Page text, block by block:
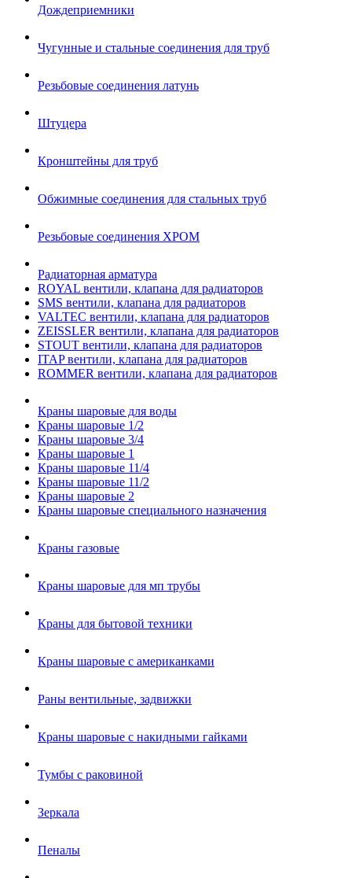
Дождеприемники
Чугунные и стальные соединения для труб
Резьбовые соединения латунь
Штуцера
Кронштейны для труб
Обжимные соединения для стальных труб
Резьбовые соединения ХРОМ
Радиаторная арматура
ROYAL вентили, клапана для радиаторов
SMS вентили, клапана для радиаторов
VALTEC вентили, клапана для радиаторов
ZEISSLER вентили, клапана для радиаторов
STOUT вентили, клапана для радиаторов
ITAP вентили, клапана для радиаторов
ROMMER вентили, клапана для радиаторов
Краны шаровые для воды
Краны шаровые 1/2
Краны шаровые 3/4
Краны шаровые 1
Краны шаровые 11/4
Краны шаровые 11/2
Краны шаровые 2
Краны шаровые специального назначения
Краны газовые
Краны шаровые для мп трубы
Краны для бытовой техники
Краны шаровые с американками
Раны вентильные, задвижки
Краны шаровые с накидными гайками
Тумбы с раковиной
Зеркала
Пеналы